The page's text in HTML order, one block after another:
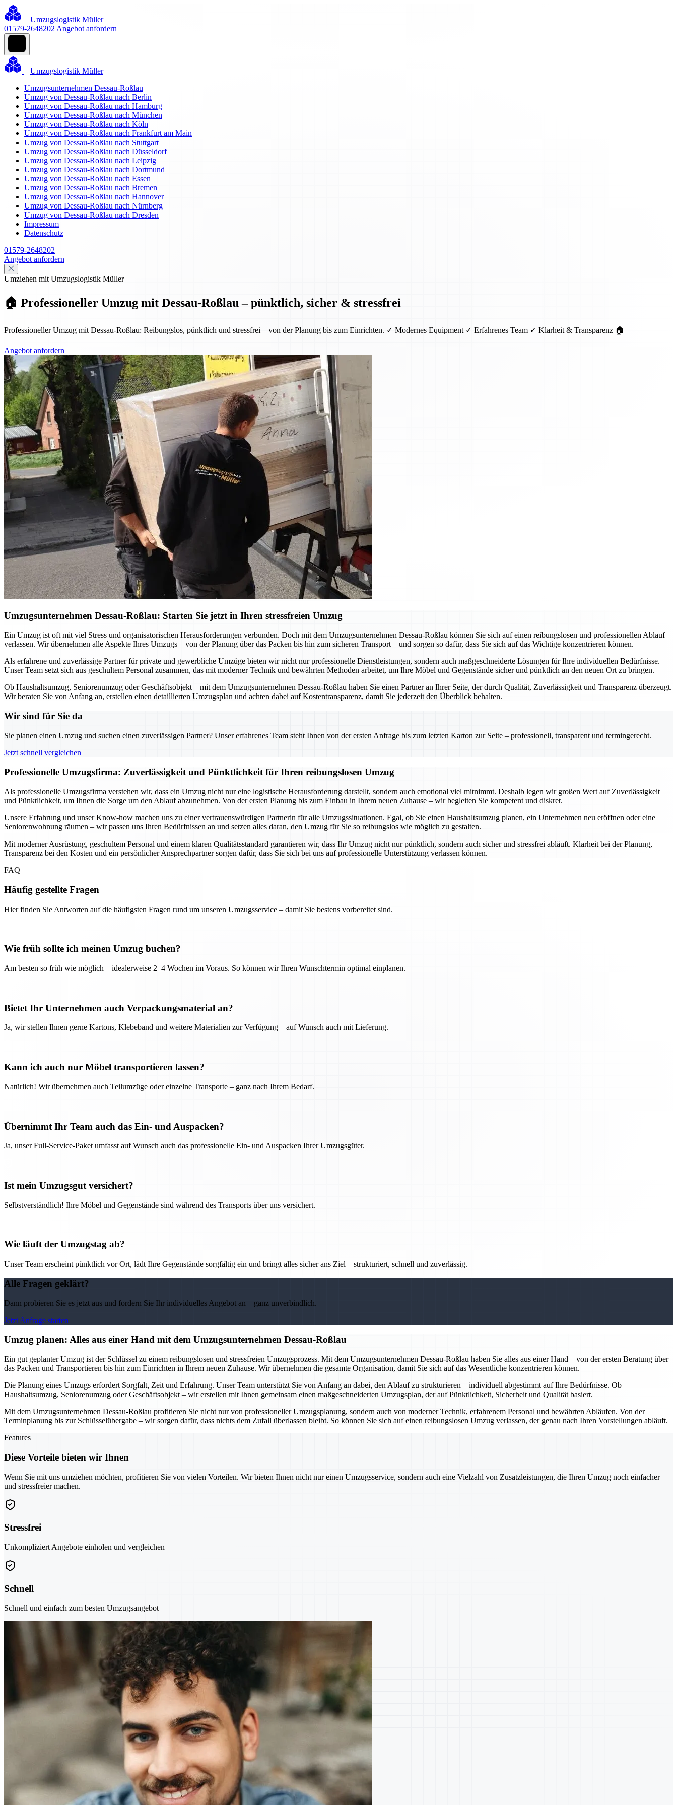
Umzugslogistik Müller
01579-2648202 Angebot anfordern
Umzugslogistik Müller
Umzugsunternehmen Dessau-Roßlau
Umzug von Dessau-Roßlau nach Berlin
Umzug von Dessau-Roßlau nach Hamburg
Umzug von Dessau-Roßlau nach München
Umzug von Dessau-Roßlau nach Köln
Umzug von Dessau-Roßlau nach Frankfurt am Main
Umzug von Dessau-Roßlau nach Stuttgart
Umzug von Dessau-Roßlau nach Düsseldorf
Umzug von Dessau-Roßlau nach Leipzig
Umzug von Dessau-Roßlau nach Dortmund
Umzug von Dessau-Roßlau nach Essen
Umzug von Dessau-Roßlau nach Bremen
Umzug von Dessau-Roßlau nach Hannover
Umzug von Dessau-Roßlau nach Nürnberg
Umzug von Dessau-Roßlau nach Dresden
Impressum
Datenschutz
01579-2648202
Angebot anfordern
Umziehen mit Umzugslogistik Müller
🏠 Professioneller Umzug mit Dessau-Roßlau – pünktlich, sicher & stressfrei
Professioneller Umzug mit Dessau-Roßlau: Reibungslos, pünktlich und stressfrei – von der Planung bis zum Einrichten. ✓ Modernes Equipment ✓ Erfahrenes Team ✓ Klarheit & Transparenz 🏠
Angebot anfordern
Umzugsunternehmen Dessau-Roßlau: Starten Sie jetzt in Ihren stressfreien Umzug
Ein Umzug ist oft mit viel Stress und organisatorischen Herausforderungen verbunden. Doch mit dem Umzugsunternehmen Dessau-Roßlau können Sie sich auf einen reibungslosen und professionellen Ablauf
verlassen. Wir übernehmen alle Aspekte Ihres Umzugs – von der Planung über das Packen bis hin zum sicheren Transport – und sorgen so dafür, dass Sie sich auf das Wichtige konzentrieren können.
Als erfahrene und zuverlässige Partner für private und gewerbliche Umzüge bieten wir nicht nur professionelle Dienstleistungen, sondern auch maßgeschneiderte Lösungen für Ihre individuellen Bedürfnisse.
Unser Team setzt sich aus geschultem Personal zusammen, das mit moderner Technik und bewährten Methoden arbeitet, um Ihre Möbel und Gegenstände sicher und pünktlich an den neuen Ort zu bringen.
Ob Haushaltsumzug, Seniorenumzug oder Geschäftsobjekt – mit dem Umzugsunternehmen Dessau-Roßlau haben Sie einen Partner an Ihrer Seite, der durch Qualität, Zuverlässigkeit und Transparenz überzeugt.
Wir beraten Sie von Anfang an, erstellen einen detaillierten Umzugsplan und achten dabei auf Kostentransparenz, damit Sie jederzeit den Überblick behalten.
Wir sind für Sie da
Sie planen einen Umzug und suchen einen zuverlässigen Partner? Unser erfahrenes Team steht Ihnen von der ersten Anfrage bis zum letzten Karton zur Seite – professionell, transparent und termingerecht.
Jetzt schnell vergleichen
Professionelle Umzugsfirma: Zuverlässigkeit und Pünktlichkeit für Ihren reibungslosen Umzug
Als professionelle Umzugsfirma verstehen wir, dass ein Umzug nicht nur eine logistische Herausforderung darstellt, sondern auch emotional viel mitnimmt. Deshalb legen wir großen Wert auf Zuverlässigkeit
und Pünktlichkeit, um Ihnen die Sorge um den Ablauf abzunehmen. Von der ersten Planung bis zum Einbau in Ihrem neuen Zuhause – wir begleiten Sie kompetent und diskret.
Unsere Erfahrung und unser Know-how machen uns zu einer vertrauenswürdigen Partnerin für alle Umzugssituationen. Egal, ob Sie einen Haushaltsumzug planen, ein Unternehmen neu eröffnen oder eine
Seniorenwohnung räumen – wir passen uns Ihren Bedürfnissen an und setzen alles daran, den Umzug für Sie so reibungslos wie möglich zu gestalten.
Mit moderner Ausrüstung, geschultem Personal und einem klaren Qualitätsstandard garantieren wir, dass Ihr Umzug nicht nur pünktlich, sondern auch sicher und stressfrei abläuft. Klarheit bei der Planung,
Transparenz bei den Kosten und ein persönlicher Ansprechpartner sorgen dafür, dass Sie sich bei uns auf professionelle Unterstützung verlassen können.
FAQ
Häufig gestellte Fragen
Hier finden Sie Antworten auf die häufigsten Fragen rund um unseren Umzugsservice – damit Sie bestens vorbereitet sind.
Wie früh sollte ich meinen Umzug buchen?
Am besten so früh wie möglich – idealerweise 2–4 Wochen im Voraus. So können wir Ihren Wunschtermin optimal einplanen.
Bietet Ihr Unternehmen auch Verpackungsmaterial an?
Ja, wir stellen Ihnen gerne Kartons, Klebeband und weitere Materialien zur Verfügung – auf Wunsch auch mit Lieferung.
Kann ich auch nur Möbel transportieren lassen?
Natürlich! Wir übernehmen auch Teilumzüge oder einzelne Transporte – ganz nach Ihrem Bedarf.
Übernimmt Ihr Team auch das Ein- und Auspacken?
Ja, unser Full-Service-Paket umfasst auf Wunsch auch das professionelle Ein- und Auspacken Ihrer Umzugsgüter.
Ist mein Umzugsgut versichert?
Selbstverständlich! Ihre Möbel und Gegenstände sind während des Transports über uns versichert.
Wie läuft der Umzugstag ab?
Unser Team erscheint pünktlich vor Ort, lädt Ihre Gegenstände sorgfältig ein und bringt alles sicher ans Ziel – strukturiert, schnell und zuverlässig.
Alle Fragen geklärt?
Dann probieren Sie es jetzt aus und fordern Sie Ihr individuelles Angebot an – ganz unverbindlich.
Jetzt Anfrage starten
Umzug planen: Alles aus einer Hand mit dem Umzugsunternehmen Dessau-Roßlau
Ein gut geplanter Umzug ist der Schlüssel zu einem reibungslosen und stressfreien Umzugsprozess. Mit dem Umzugsunternehmen Dessau-Roßlau haben Sie alles aus einer Hand – von der ersten Beratung über
das Packen und Transportieren bis hin zum Einrichten in Ihrem neuen Zuhause. Wir übernehmen die gesamte Organisation, damit Sie sich auf das Wesentliche konzentrieren können.
Die Planung eines Umzugs erfordert Sorgfalt, Zeit und Erfahrung. Unser Team unterstützt Sie von Anfang an dabei, den Ablauf zu strukturieren – individuell abgestimmt auf Ihre Bedürfnisse. Ob
Haushaltsumzug, Seniorenumzug oder Geschäftsobjekt – wir erstellen mit Ihnen gemeinsam einen maßgeschneiderten Umzugsplan, der auf Pünktlichkeit, Sicherheit und Qualität basiert.
Mit dem Umzugsunternehmen Dessau-Roßlau profitieren Sie nicht nur von professioneller Umzugsplanung, sondern auch von moderner Technik, erfahrenem Personal und bewährten Abläufen. Von der
Terminplanung bis zur Schlüsselübergabe – wir sorgen dafür, dass nichts dem Zufall überlassen bleibt. So können Sie sich auf einen reibungslosen Umzug verlassen, der genau nach Ihren Vorstellungen abläuft.
Features
Diese Vorteile bieten wir Ihnen
Wenn Sie mit uns umziehen möchten, profitieren Sie von vielen Vorteilen. Wir bieten Ihnen nicht nur einen Umzugsservice, sondern auch eine Vielzahl von Zusatzleistungen, die Ihren Umzug noch einfacher
und stressfreier machen.
Stressfrei
Unkompliziert Angebote einholen und vergleichen
Schnell
Schnell und einfach zum besten Umzugsangebot